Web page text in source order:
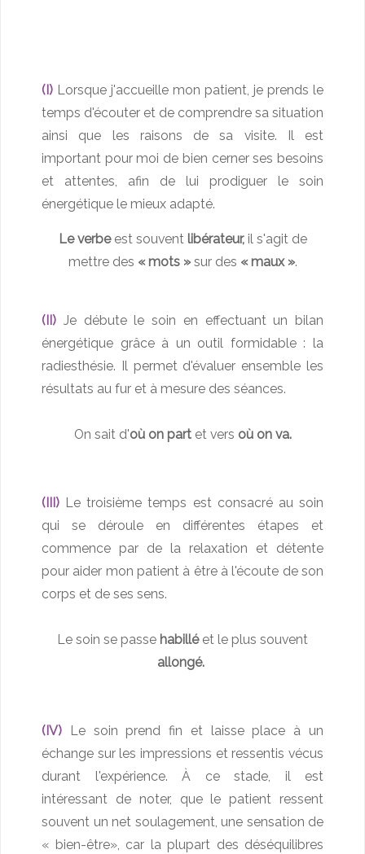
(I) Lorsque j'accueille mon patient, je prends le
temps d'écouter et de comprendre sa situation
ainsi que les raisons de sa visite. Il est
important pour moi de bien cerner ses besoins
et attentes, afin de lui prodiguer le soin
énergétique le mieux adapté.
Le verbe est souventlibérateur, il s'agit de
mettre des « mots » sur des « maux ».
(II) Je débute le soin en effectuant un bilan
énergétique grâce à un outil formidable : la
radiesthésie. Il permet d'évaluer ensemble les
résultats au fur et à mesure des séances.
On sait d'où on part et vers où on va.
(III) Le troisième temps est consacré au soin
qui se déroule en différentes étapes et
commence par de la relaxation et détente
pour aider mon patient à être à l'écoute de son
corps et de ses sens.
Le soin se passe habillé et le plus souvent
allongé.
(IV)
Le soin prend fin et laisse place à un
échange sur les impressions et ressentis vécus
durant l'expérience. À ce stade, il est
intéressant de noter, que le patient ressent
souvent un net soulagement, une sensation de
« bien-être», car la plupart des déséquilibres